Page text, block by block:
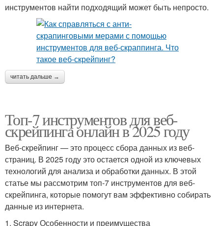
инструментов найти подходящий может быть непросто.
читать дальше →
Топ-7 инструментов для веб-
скрейпинга онлайн в 2025 году
Веб-скрейпинг — это процесс сбора данных из веб-
страниц. В 2025 году это остается одной из ключевых
технологий для анализа и обработки данных. В этой
статье мы рассмотрим топ-7 инструментов для веб-
скрейпинга, которые помогут вам эффективно собирать
данные из интернета.
1. Scrapy Особенности и преимущества